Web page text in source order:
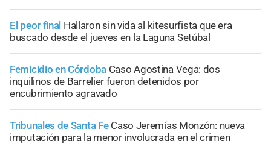
El peor final Hallaron sin vida al kitesurfista que era
buscado desde el jueves en la Laguna Setúbal
Femicidio en Córdoba Caso Agostina Vega: dos
inquilinos de Barrelier fueron detenidos por
encubrimiento agravado
Tribunales de Santa Fe Caso Jeremías Monzón: nueva
imputación para la menor involucrada en el crimen